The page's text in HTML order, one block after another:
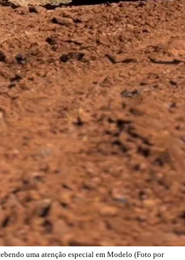
uma atenção especial em Modelo (Foto por